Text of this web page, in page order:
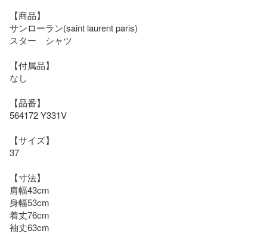
【商品】
サンローラン(saint laurent paris)
スター　シャツ
【付属品】
なし
【品番】
564172 Y331V
【サイズ】
37
【寸法】
肩幅43cm
身幅53cm
着丈76cm
袖丈63cm